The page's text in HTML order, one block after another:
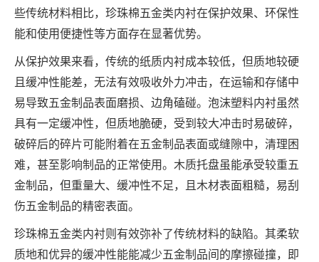
些传统材料相比，珍珠棉五金类内衬在保护效果、环保性
能和使用便捷性等方面存在显著优势。
从保护效果来看，传统的纸质内衬成本较低，但质地较硬
且缓冲性能差，无法有效吸收外力冲击，在运输和存储中
易导致五金制品表面磨损、边角磕碰。泡沫塑料内衬虽然
具有一定缓冲性，但质地脆硬，受到较大冲击时易破碎，
破碎后的碎片可能附着在五金制品表面或缝隙中，清理困
难，甚至影响制品的正常使用。木质托盘虽能承受较重五
金制品，但重量大、缓冲性不足，且木材表面粗糙，易刮
伤五金制品的精密表面。
珍珠棉五金类内衬则有效弥补了传统材料的缺陷。其柔软
质地和优异的缓冲性能能减少五金制品间的摩擦碰撞，即